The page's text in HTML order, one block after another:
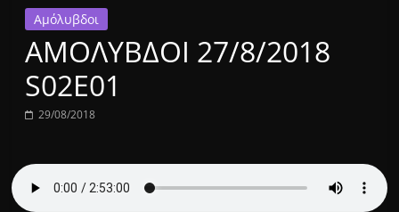
ραδιόφωνο
1431AM
Αμόλυβδοι
ΑΜΟΛΥΒΔΟΙ 27/8/2018
S02E01
29/08/2018